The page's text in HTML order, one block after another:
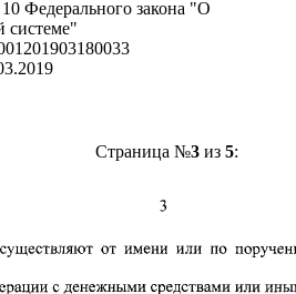
Федерального закона "О
системе"
Страница №3из 5: